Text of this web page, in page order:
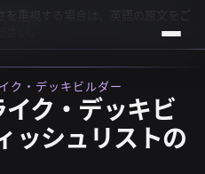
を重視する場合は、英語の原文をご
ク・デッキビルダー
ク・デッキビ
ッシュリストの